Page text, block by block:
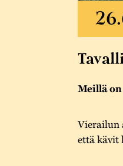
Meillä on
Vierailun
että kävit